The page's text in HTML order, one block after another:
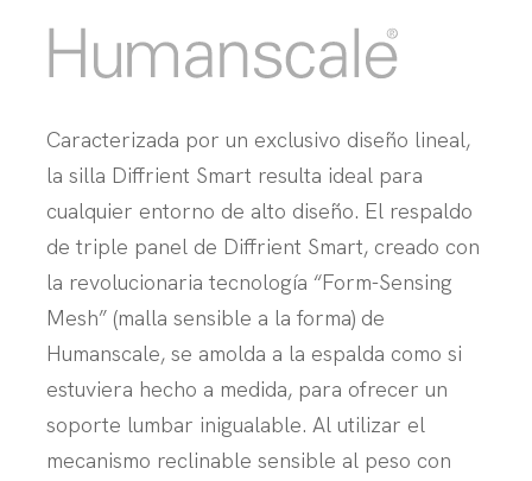
Caracterizada por un exclusivo diseño lineal,
la silla Diffrient Smart resulta ideal para
cualquier entorno de alto diseño. El respaldo
de triple panel de Diffrient Smart, creado con
la revolucionaria tecnología “Form-Sensing
Mesh” (malla sensible a la forma) de
Humanscale, se amolda a la espalda como si
estuviera hecho a medida, para ofrecer un
soporte lumbar inigualable. Al utilizar el
mecanismo reclinable sensible al peso con